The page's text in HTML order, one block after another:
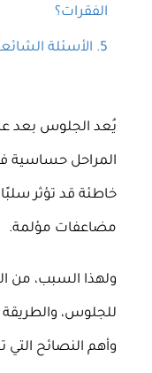
الفقرات؟
الأسئلة
يُعد الجلوس بعد
المراحل حساسية
خاطئة قد تؤثر
مضاعفات مؤلمة.
ولهذا السبب، من
للجلوس،
وأهم النصائح